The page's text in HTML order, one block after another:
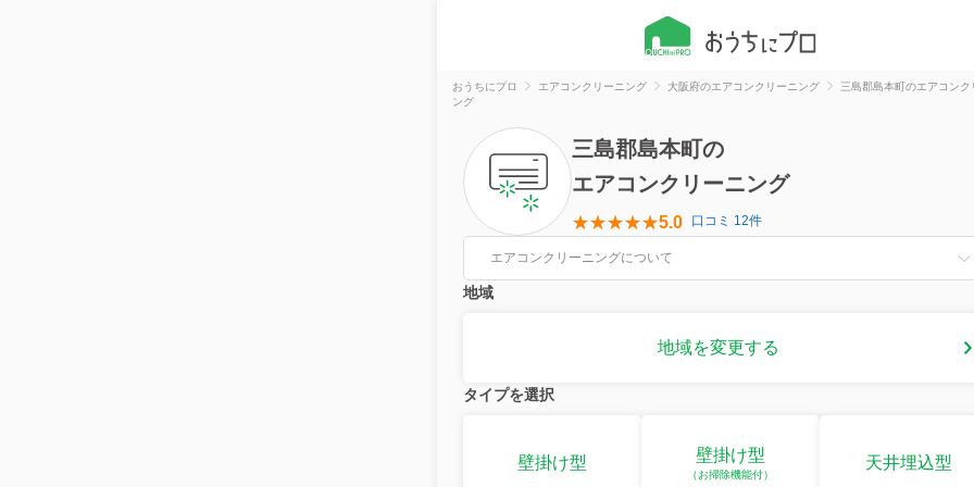
おうちにプロ エアコンクリーニング 大阪府のエアコンクリーニング
三島郡島本町のエアコンク
ング
三島郡島本町の
エアコンクリーニング
5.0 口コミ 12件
エアコンクリーニングについて
地域
地域を変更する
タイプを選択
壁掛け型 壁掛け型
（お掃除機能付）
天井埋込型